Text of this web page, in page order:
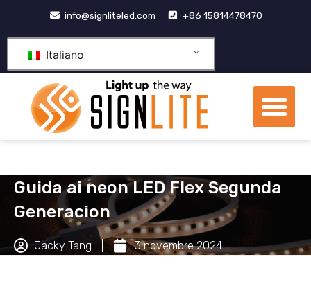
contenuto
info@signliteled.com +86 15814478470
Italiano
Guida ai neon LED Flex Segunda
Generacion
Jacky Tang 3 novembre 2024